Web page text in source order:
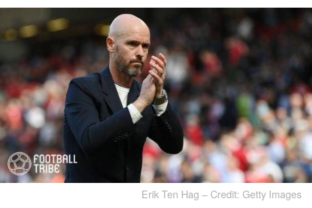
Erik Ten Hag – Credit: Getty Images